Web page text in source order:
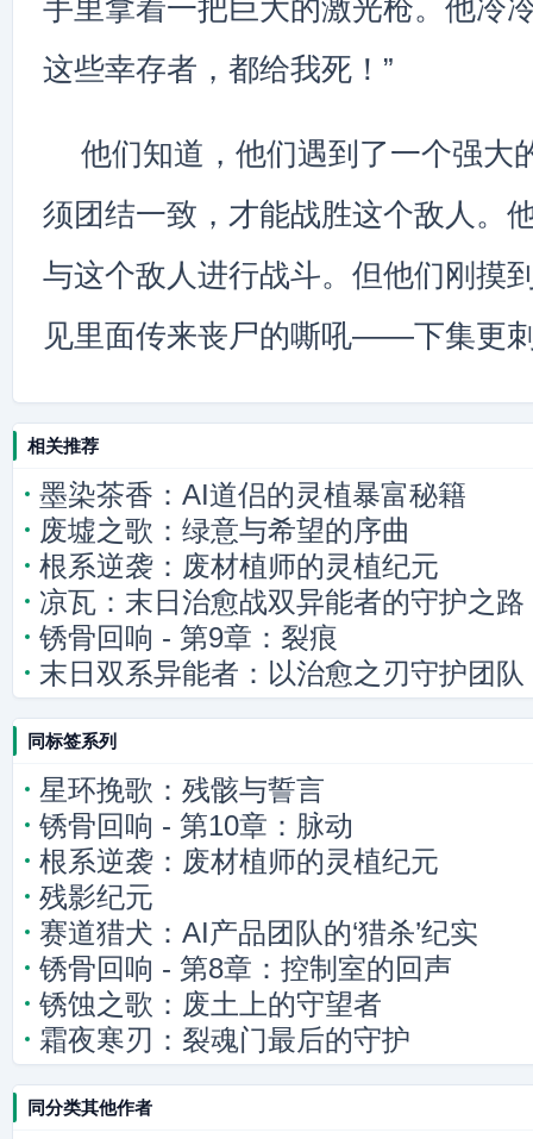
手里拿着一把巨大的激光枪。他冷
这些幸存者，都给我死！”
他们知道，他们遇到了一个强大
须团结一致，才能战胜这个敌人。
与这个敌人进行战斗。但他们刚摸
见里面传来丧尸的嘶吼——下集更
相关推荐
墨染茶香：AI道侣的灵植暴富秘籍
废墟之歌：绿意与希望的序曲
根系逆袭：废材植师的灵植纪元
凉瓦：末日治愈战双异能者的守护之路
锈骨回响 - 第9章：裂痕
末日双系异能者：以治愈之刃守护团队
同标签系列
星环挽歌：残骸与誓言
锈骨回响 - 第10章：脉动
根系逆袭：废材植师的灵植纪元
残影纪元
赛道猎犬：AI产品团队的‘猎杀’纪实
锈骨回响 - 第8章：控制室的回声
锈蚀之歌：废土上的守望者
霜夜寒刃：裂魂门最后的守护
同分类其他作者